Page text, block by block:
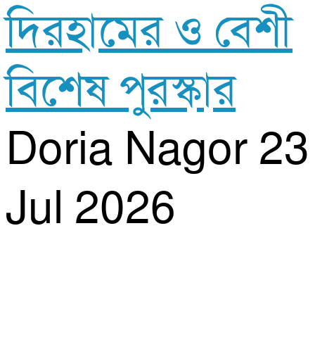
দিরহামের ও বেশী
বিশেষ পুরস্কার
Doria Nagor 23
Jul 2026